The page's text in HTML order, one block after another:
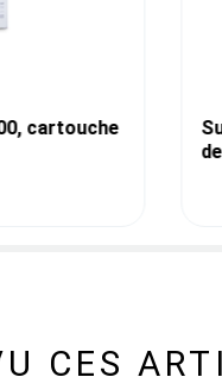
cartouche
CES